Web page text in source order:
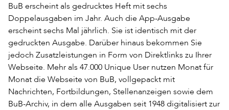
BuB erscheint als gedrucktes Heft mit sechs
Doppelausgaben im Jahr. Auch die App-Ausgabe
erscheint sechs Mal jährlich. Sie ist identisch mit der
gedruckten Ausgabe. Darüber hinaus bekommen Sie
jedoch Zusatzleistungen in Form von Direktlinks zu Ihrer
Webseite. Mehr als 47.000 Unique User nutzen Monat für
Monat die Webseite von BuB, vollgepackt mit
Nachrichten, Fortbildungen, Stellenanzeigen sowie dem
BuB-Archiv, in dem alle Ausgaben seit 1948 digitalisiert zur